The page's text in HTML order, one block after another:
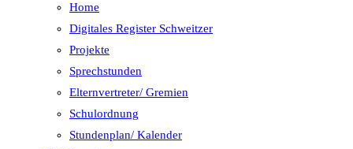
Home
Digitales Register Schweitzer
Projekte
Sprechstunden
Elternvertreter/ Gremien
Schulordnung
Stundenplan/ Kalender